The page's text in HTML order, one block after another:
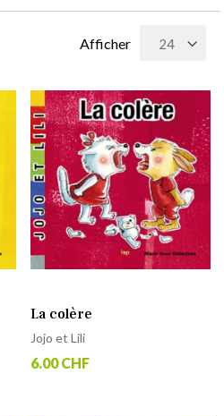
Afficher
La colère
Jojo et Lili
6.00 CHF